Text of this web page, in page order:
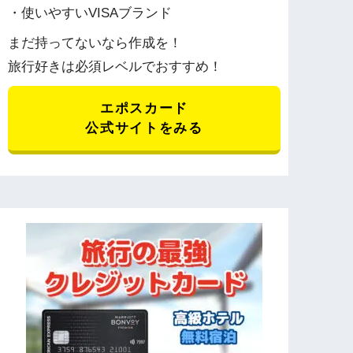
・使いやすいVISAブランド
まだ持ってないなら作成を！
旅行好きは必須レベルでおすすめ！
エポスカード
公式サイトをみる